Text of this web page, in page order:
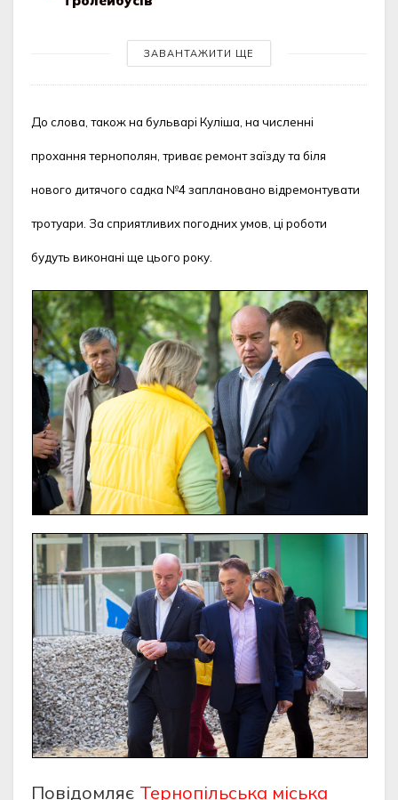
ЗАВАНТАЖИТИ ЩЕ
До слова, також на бульварі Куліша, на численні
прохання тернополян, триває ремонт заїзду та біля
нового дитячого садка №4 заплановано відремонтувати
тротуари. За сприятливих погодних умов, ці роботи
будуть виконані ще цього року.
Повідомляє Тернопільська міська